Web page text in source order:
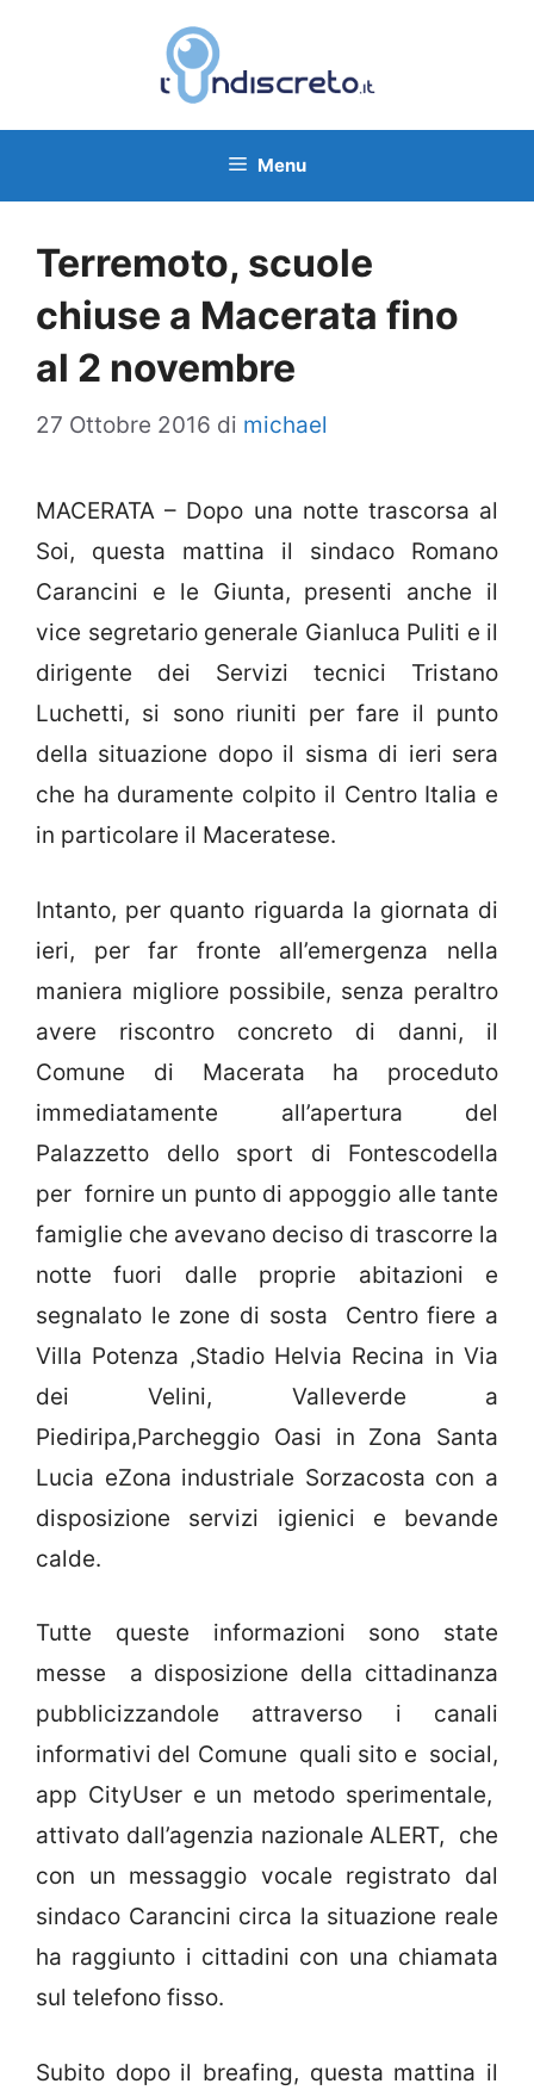
Menu
Terremoto, scuole
chiuse a Macerata fino
al 2 novembre
27 Ottobre 2016 di michael
MACERATA – Dopo una notte trascorsa al
Soi, questa mattina il sindaco Romano
Carancini e le Giunta, presenti anche il
vice segretario generale Gianluca Puliti e il
dirigente dei Servizi tecnici Tristano
Luchetti, si sono riuniti per fare il punto
della situazione dopo il sisma di ieri sera
che ha duramente colpito il Centro Italia e
in particolare il Maceratese.
Intanto, per quanto riguarda la giornata di
ieri, per far fronte all’emergenza nella
maniera migliore possibile, senza peraltro
avere riscontro concreto di danni, il
Comune di Macerata ha proceduto
immediatamente all’apertura del
Palazzetto dello sport di Fontescodella
per fornire un punto di appoggio alle tante
famiglie che avevano deciso di trascorre la
notte fuori dalle proprie abitazioni e
segnalato le zone di sosta Centro fiere a
Villa Potenza ,Stadio Helvia Recina in Via
dei Velini, Valleverde a
Piediripa,Parcheggio Oasi in Zona Santa
Lucia eZona industriale Sorzacosta con a
disposizione servizi igienici e bevande
calde.
Tutte queste informazioni sono state
messe a disposizione della cittadinanza
pubblicizzandole attraverso i canali
informativi del Comune quali sito e social,
app CityUser e un metodo sperimentale,
attivato dall’agenzia nazionale ALERT, che
con un messaggio vocale registrato dal
sindaco Carancini circa la situazione reale
ha raggiunto i cittadini con una chiamata
sul telefono fisso.
Subito dopo il breafing, questa mattina il